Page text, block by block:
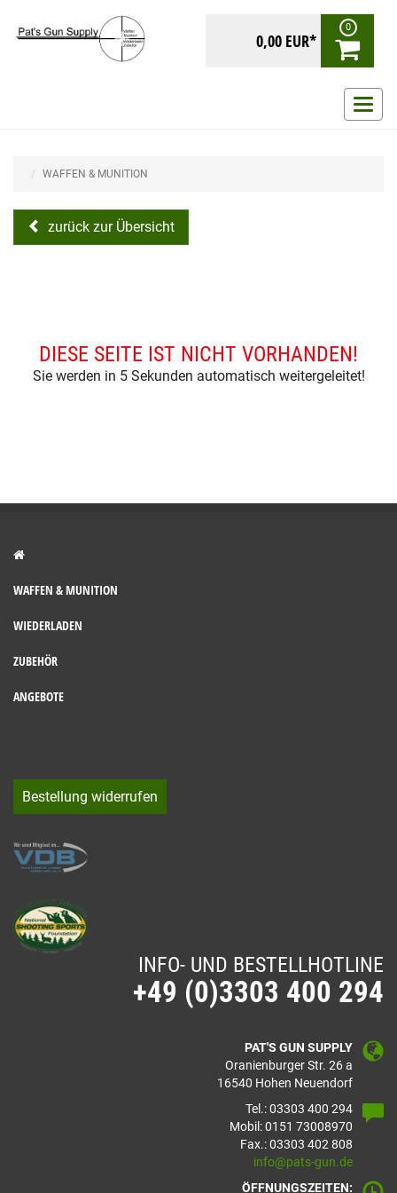
0,00 EUR*
0
ein-/
WAFFEN & MUNITION
zurück zur Übersicht
DIESE SEITE IST NICHT VORHANDEN!
Sie werden in 5 Sekunden automatisch weitergeleitet!
WAFFEN & MUNITION
WIEDERLADEN
ZUBEHÖR
ANGEBOTE
Bestellung widerrufen
INFO- UND BESTELLHOTLINE
+49 (0)3303 400 294
PAT'S GUN SUPPLY
Oranienburger Str. 26 a
16540 Hohen Neuendorf
Tel.: 03303 400 294
Mobil: 0151 73008970
Fax.: 03303 402 808
info@pats-gun.de
ÖFFNUNGSZEITEN: